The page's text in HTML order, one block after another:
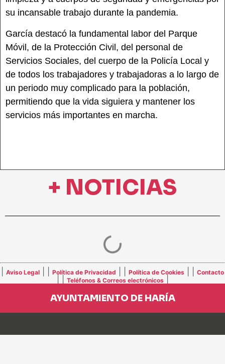
su incansable trabajo durante la pandemia.
García destacó la fundamental labor del Parque
Móvil, de la Protección Civil, del personal de
Servicios Sociales, del cuerpo de la Policía Local y
de todos los trabajadores y trabajadoras a lo largo de
un periodo muy complicado para la población,
permitiendo que la vida siguiera y mantener los
servicios más importantes en marcha.
+ NOTICIAS
Aviso Legal Política de Privacidad Política de Cookies Contacto
Teléfonos & Correos electrónicos|
AYUNTAMIENTO DE HARÍA